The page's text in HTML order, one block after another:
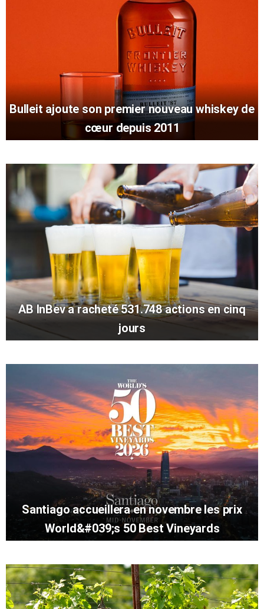
Bulleit ajoute son premier nouveau whiskey de
cœur depuis 2011
AB InBev a racheté 531.748 actions en cinq
jours
Santiago accueillera en novembre les prix
World&#039;s 50 Best Vineyards